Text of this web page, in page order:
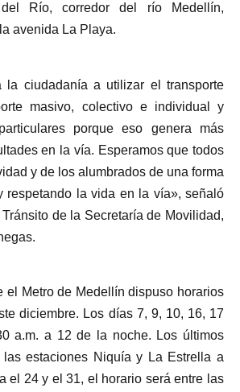
del Río, corredor del río Medellín,
avenida La Playa.
la ciudadanía a utilizar el transporte
masivo, colectivo e individual y
porque eso genera más
en la vía. Esperamos que todos
y de los alumbrados de una forma
respetando la vida en la vía», señaló
de la Secretaría de Movilidad,
el Metro de Medellín dispuso horarios
diciembre. Los días 7, 9, 10, 16, 17
a.m. a 12 de la noche. Los últimos
estaciones Niquía y La Estrella a
el 24 y el 31, el horario será entre las